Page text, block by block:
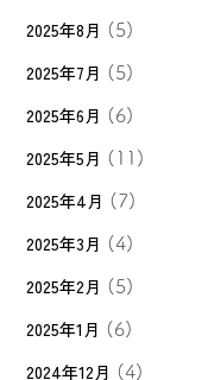
2025年8月 (5)
2025年7月 (5)
2025年6月 (6)
2025年5月 (11)
2025年4月 (7)
2025年3月 (4)
2025年2月 (5)
2025年1月 (6)
2024年12月 (4)